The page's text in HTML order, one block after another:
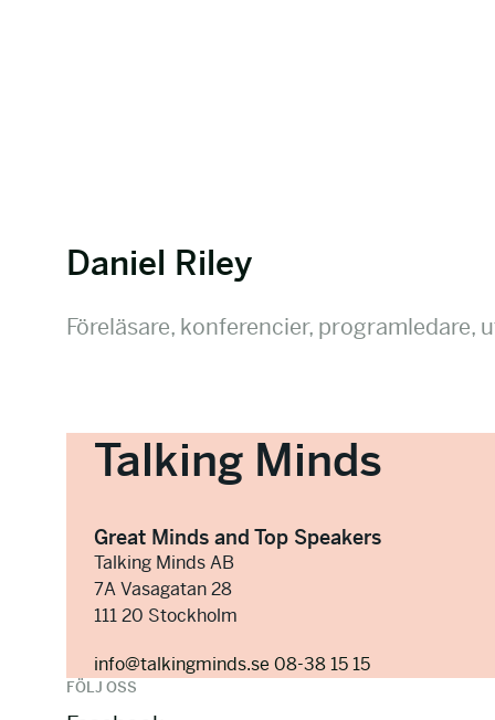
Daniel Riley
Föreläsare, konferencier, programledare,
Talking Minds
Great Minds and Top Speakers
Talking Minds AB
7A Vasagatan 28
111 20 Stockholm
info@talkingminds.se 08-38 15 15
FÖLJ OSS